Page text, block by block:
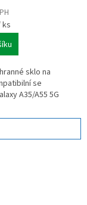
ks
sklo na
se
A35/A55 5G